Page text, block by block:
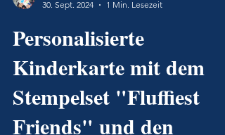
meerstempeln
30. Sept. 2024
1 Min. Lesezeit
Personalisierte